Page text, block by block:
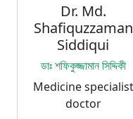
Dr. Md.
Shafiquzzaman
Siddiqui
ডাঃ শফিকুজ্জামান সিদ্দিকী
Medicine specialist
doctor